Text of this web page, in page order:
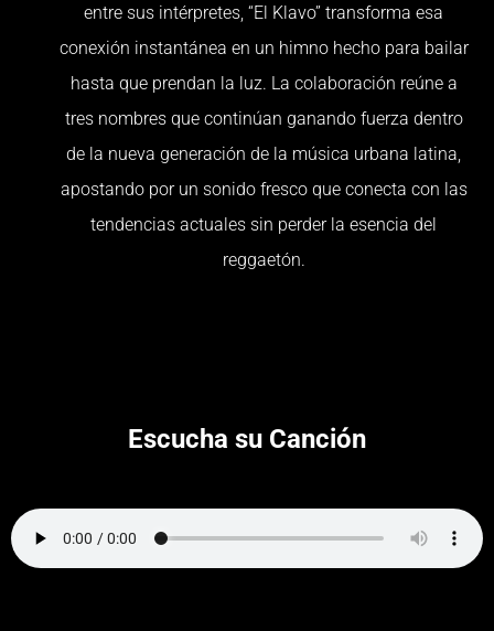
entre sus intérpretes, “El Klavo” transforma esa
conexión instantánea en un himno hecho para bailar
hasta que prendan la luz. La colaboración reúne a
tres nombres que continúan ganando fuerza dentro
de la nueva generación de la música urbana latina,
apostando por un sonido fresco que conecta con las
tendencias actuales sin perder la esencia del
reggaetón.
Escucha su Canción